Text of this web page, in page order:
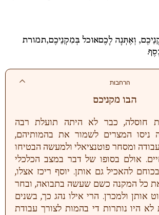
וְאֶתְּנָה לָכֶםאוכלבְּמִקְנֵיכֶם,תמורת
הרחבות
הבו מקניכם
חוסלה, כבר לא היתה תועלת רבה
ניסו המצרים לשמור את בהמותיהם,
ומסחר פוטנציאלי ולמעשה הבטיחו
אולם בסופו של דבר במצב הכלכלי
להאכיל גם אותן. יוסף ריכז אצלו,
כל המקנה כשם שעשה בתבואה, ובחר
ולמכרן. הרי אילו נהג כך, בשנים
היו נותרות די בהמות לצורך עבודת